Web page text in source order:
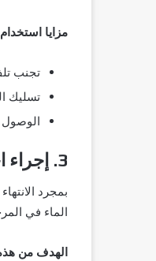
مزايا
تجنب
تسليك
الوصول
3. إجراء اختبار نهائي بعد تسليك مرحاض الحمام
بمجرد
الماء في
الهدف من